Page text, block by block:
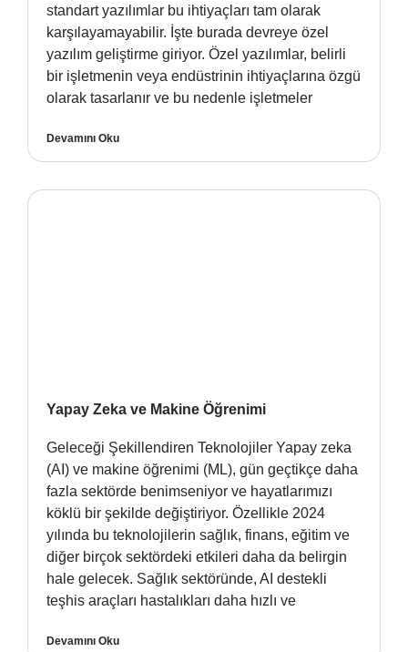
standart yazılımlar bu ihtiyaçları tam olarak
karşılayamayabilir. İşte burada devreye özel
yazılım geliştirme giriyor. Özel yazılımlar, belirli
bir işletmenin veya endüstrinin ihtiyaçlarına özgü
olarak tasarlanır ve bu nedenle işletmeler
Devamını Oku
Yapay Zeka ve Makine Öğrenimi
Geleceği Şekillendiren Teknolojiler Yapay zeka
(AI) ve makine öğrenimi (ML), gün geçtikçe daha
fazla sektörde benimseniyor ve hayatlarımızı
köklü bir şekilde değiştiriyor. Özellikle 2024
yılında bu teknolojilerin sağlık, finans, eğitim ve
diğer birçok sektördeki etkileri daha da belirgin
hale gelecek. Sağlık sektöründe, AI destekli
teşhis araçları hastalıkları daha hızlı ve
Devamını Oku